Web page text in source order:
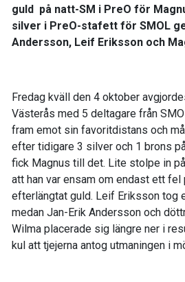
guld på natt-SM i PreO för
silver i PreO-stafett för SMOL
Andersson, Leif Eriksson och
Fredag kväll den 4 oktober
Västerås med 5 deltagare från
fram emot sin favoritdistans och
efter tidigare 3 silver och 1 brons
fick Magnus till det. Lite stolpe in
att han var ensam om endast ett fel
efterlängtat guld. Leif Eriksson tog
medan Jan-Erik Andersson och
Wilma placerade sig längre ner i
kul att tjejerna antog utmaningen i